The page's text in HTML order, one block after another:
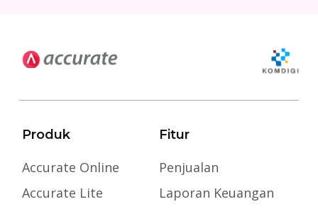
Produk
Accurate Online
Accurate Lite
Fitur
Penjualan
Laporan Keuangan